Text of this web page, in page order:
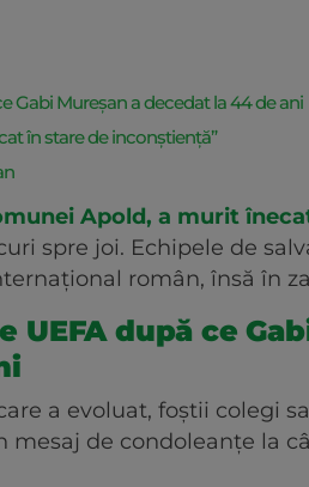
Gabi Mureșan a decedat la 44 de ani
în stare de inconștiență”
Apold, a murit
spre joi. Echipele de
român, însă în
UEFA după ce
a evoluat, foștii colegi
mesaj de condoleanțe la